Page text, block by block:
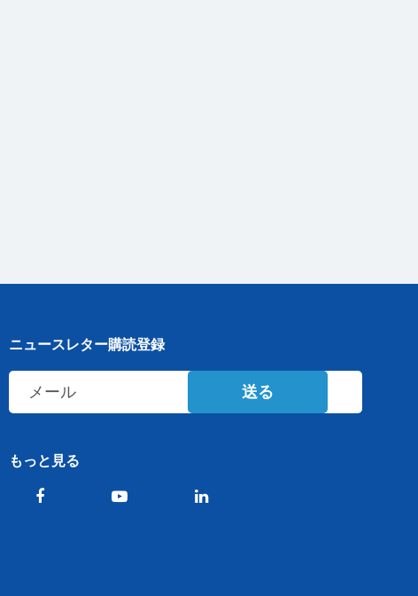
ニュースレター購読登録
送る
もっと見る